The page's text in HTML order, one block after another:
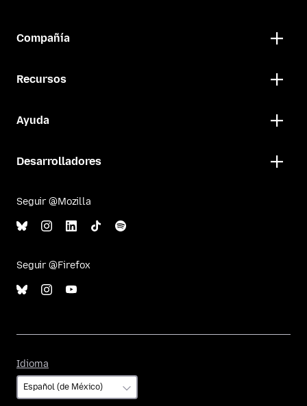
Compañía
Recursos
Ayuda
Desarrolladores
Seguir @Mozilla
Seguir @Firefox
Idioma